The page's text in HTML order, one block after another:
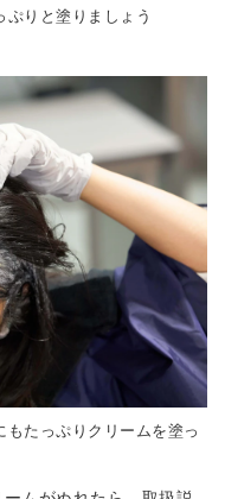
ぷりと塗りましょう
たっぷりクリームを塗っ